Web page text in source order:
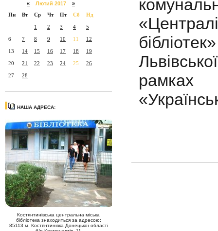
« Лютий 2017 »
Пн
Вт Ср Чт Пт Сб Нд
1 2 3 4 5
6 7 8 9 10 11 12
13 14 15 16 17 18 19
20 21 22 23 24 25 26
27 28
НАША АДРЕСА:
Костянтинівська центральна міська
бібліотека знаходиться за адресою:
85113 м. Костянтинівка Донецької області
рамках